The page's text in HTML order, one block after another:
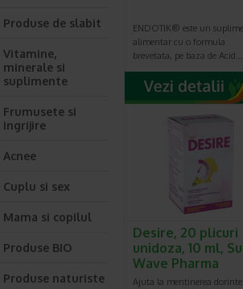
ENDOTIK® este un
alimentar cu o formula
brevetata, pe baza de Acid…
Desire, 20 plicuri
unidoza, 10 ml,
Wave Pharma
Ajuta la mentinerea
Produse de slabit
Vitamine,
minerale si
suplimente
Frumusete si
ingrijire
Acnee
Cuplu si sex
Mama si copilul
Produse BIO
Produse naturiste